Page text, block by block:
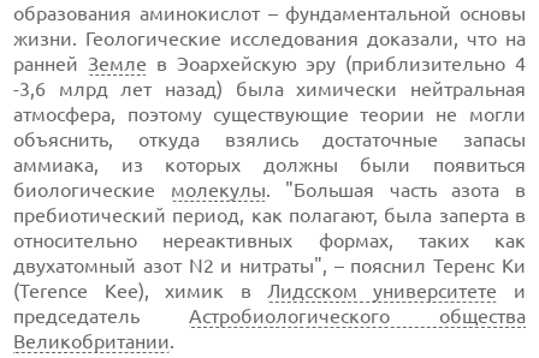
образования аминокислот – фундаментальной основы
жизни. Геологические исследования доказали, что на
ранней Земле в Эоархейскую эру (приблизительно 4
-3,6 млрд лет назад) была химически нейтральная
атмосфера, поэтому существующие теории не могли
объяснить, откуда взялись достаточные запасы
аммиака, из которых должны были появиться
биологические молекулы. "Большая часть азота в
пребиотический период, как полагают, была заперта в
относительно нереактивных формах, таких как
двухатомный азот N2 и нитраты", – пояснил Теренс Ки
(Terence Kee), химик в Лидсском университете и
председатель Астробиологического общества
Великобритании.